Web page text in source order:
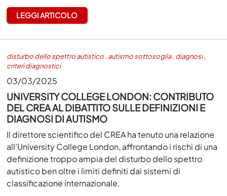
LEGGI ARTICOLO
disturbo dello spettro autistico, autismo sottosoglia, diagnosi,
criteri diagnostici
03/03/2025
UNIVERSITY COLLEGE LONDON: CONTRIBUTO
DEL CREA AL DIBATTITO SULLE DEFINIZIONI E
DIAGNOSI DI AUTISMO
Il direttore scientifico del CREA ha tenuto una relazione
all'University College London, affrontando i rischi di una
definizione troppo ampia del disturbo dello spettro
autistico ben oltre i limiti definiti dai sistemi di
classificazione internazionale.